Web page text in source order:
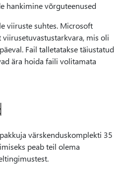
hankimine võrguteenused
viiruste suhtes. Microsoft
viirusetuvastustarkvara, mis oli
Fail talletatakse täiustatud
ära hoida faili volitamata
värskenduskomplekti 35
peab teil olema